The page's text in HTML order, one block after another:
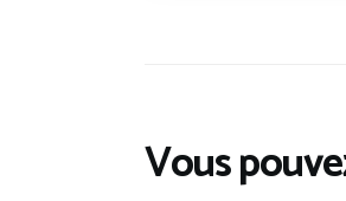
Vous